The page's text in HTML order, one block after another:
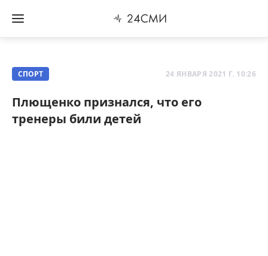
СПОРТ 24 ЯНВАРЯ 2021 Г. 10:26
Плющенко признался, что его
тренеры били детей